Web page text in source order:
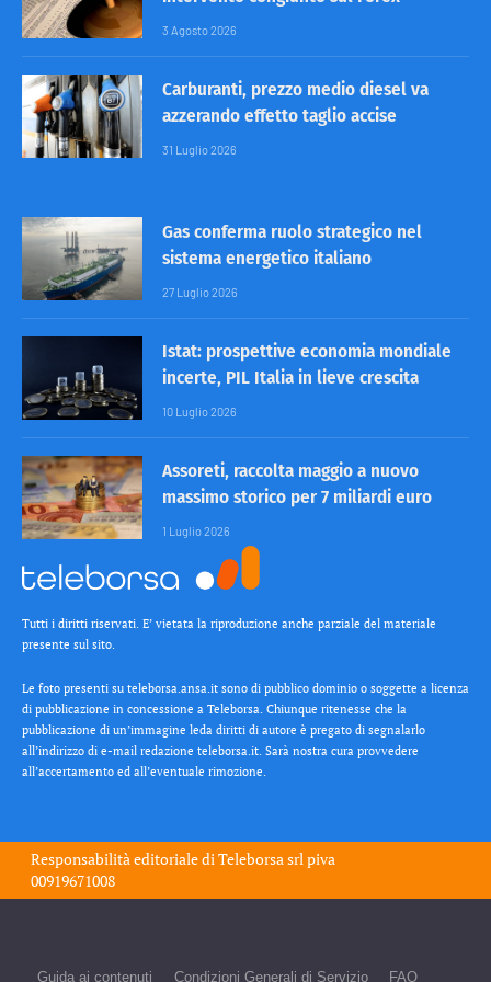
3 Agosto 2026
Carburanti, prezzo medio diesel va
azzerando effetto taglio accise
31 Luglio 2026
Gas conferma ruolo strategico nel
sistema energetico italiano
27 Luglio 2026
Istat: prospettive economia mondiale
incerte, PIL Italia in lieve crescita
10 Luglio 2026
Assoreti, raccolta maggio a nuovo
massimo storico per 7 miliardi euro
1 Luglio 2026
Tutti i diritti riservati. E’ vietata la riproduzione anche parziale del materiale
presente sul sito.
Le foto presenti su teleborsa.ansa.it sono di pubblico dominio o soggette a licenza
di pubblicazione in concessione a Teleborsa. Chiunque ritenesse che la
pubblicazione di un’immagine leda diritti di autore è pregato di segnalarlo
all’indirizzo di e-mail redazione teleborsa.it. Sarà nostra cura provvedere
all’accertamento ed all’eventuale rimozione.
Responsabilità editoriale diTeleborsa srlpiva
00919671008
Guida ai contenuti Condizioni Generali di Servizio FAQ